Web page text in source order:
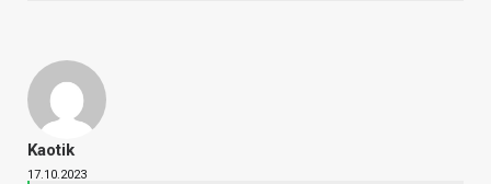
Kaotik
17.10.2023